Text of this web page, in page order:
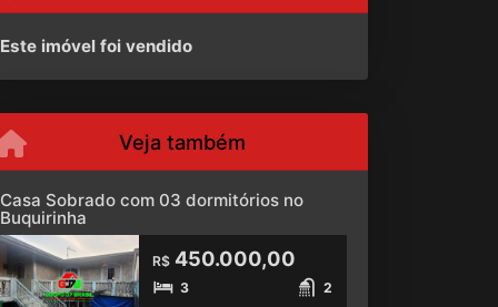
Este imóvel foi vendido
Veja também
Casa Sobrado com 03 dormitórios no
Buquirinha
R$450.000,00
3 2